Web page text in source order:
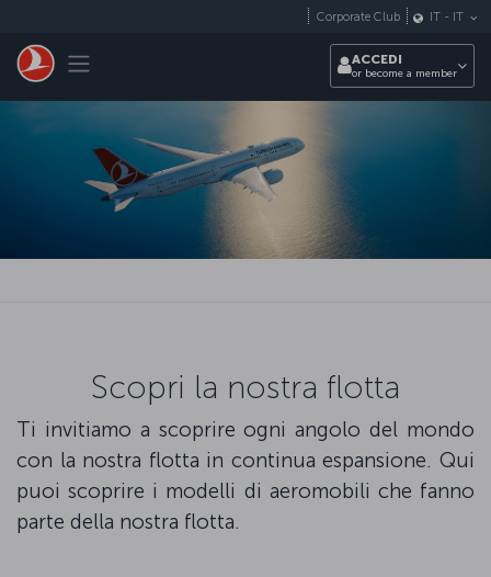
Toggle navigation
Corporate Club IT - IT
ACCEDI
or become a member
Scopri la nostra flotta
Ti invitiamo a scoprire ogni angolo del mondo
con la nostra flotta in continua espansione. Qui
puoi scoprire i modelli di aeromobili che fanno
parte della nostra flotta.